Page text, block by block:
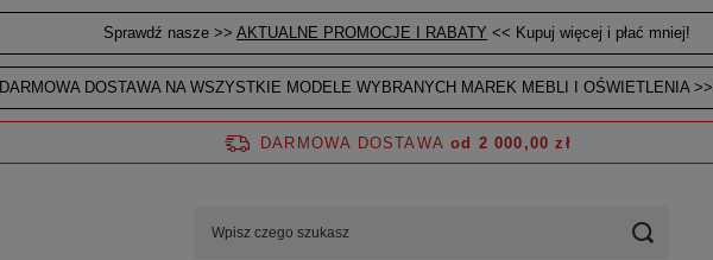
Sprawdź nasze >> AKTUALNE PROMOCJE I RABATY << Kupuj więcej i płać mniej!
DARMOWA DOSTAWA NA WSZYSTKIE MODELE WYBRANYCH MAREK MEBLI I OŚWIETLENIA >>
DARMOWA DOSTAWA od 2 000,00 zł